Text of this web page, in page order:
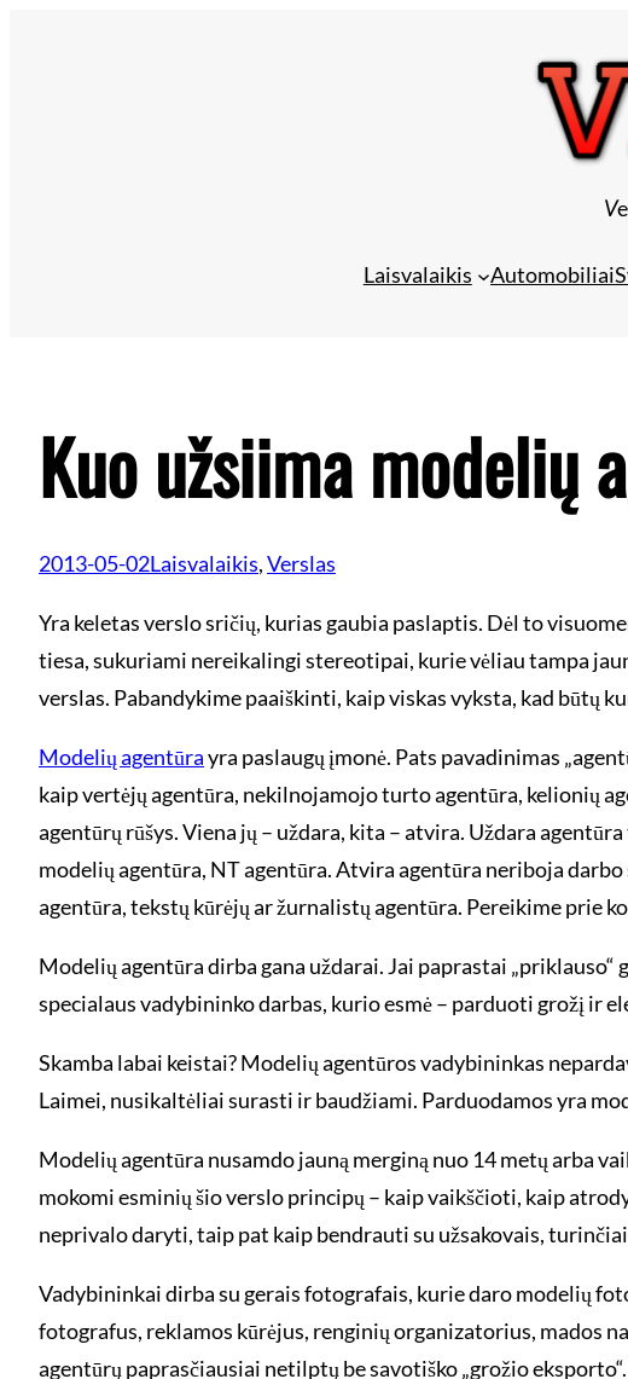
V
Laisvalaikis Automobiliai
Kuo užsiima modelių
2013-05-02Laisvalaikis, Verslas
Yra keletas verslo sričių, kurias gaubia paslaptis. Dėl to
tiesa, sukuriami nereikalingi stereotipai, kurie vėliau tampa
verslas. Pabandykime paaiškinti, kaip viskas vyksta, kad būtų
Modelių agentūrayra paslaugų įmonė. Pats pavadinimas
kaip vertėjų agentūra, nekilnojamojo turto agentūra, kelionių
agentūrų rūšys. Viena jų – uždara, kita – atvira. Uždara
modelių agentūra, NT agentūra. Atvira agentūra neriboja
agentūra, tekstų kūrėjų ar žurnalistų agentūra. Pereikime prie
Modelių agentūra dirba gana uždarai. Jai paprastai
specialaus vadybininko darbas, kurio esmė – parduoti grožį ir
Skamba labai keistai? Modelių agentūros vadybininkas
Laimei, nusikaltėliai surasti ir baudžiami. Parduodamos yra
Modelių agentūra nusamdo jauną merginą nuo 14 metų arba
mokomi esminių šio verslo principų – kaip vaikščioti, kaip
neprivalo daryti, taip pat kaip bendrauti su užsakovais,
Vadybininkai dirba su gerais fotografais, kurie daro modelių
fotografus, reklamos kūrėjus, renginių organizatorius, mados
agentūrų paprasčiausiai netilptų be savotiško „grožio